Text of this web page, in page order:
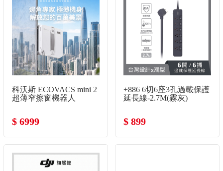
科沃斯 ECOVACS mini 2
超薄窄擦窗機器人
$ 6999
+886 6切6座3孔過載保護
延長線-2.7M(霧灰)
$ 899